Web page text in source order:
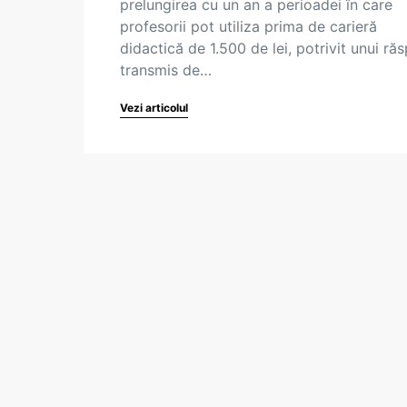
prelungirea cu un an a perioadei în care
profesorii pot utiliza prima de carieră
didactică de 1.500 de lei, potrivit unui
transmis de…
Vezi articolul